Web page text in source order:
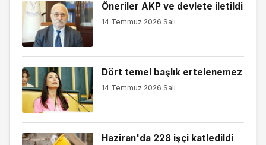
Öneriler AKP ve devlete iletildi
14 Temmuz 2026 Salı
Dört temel başlık ertelenemez
14 Temmuz 2026 Salı
Haziran'da 228 işçi katledildi